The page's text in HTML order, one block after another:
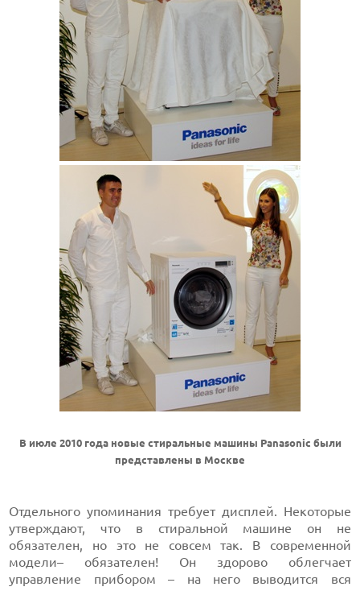
В июле 2010 года новые стиральные машины Panasonic были
представлены в Москве
Отдельного упоминания требует дисплей. Некоторые
утверждают, что в стиральной машине он не
обязателен, но это не совсем так. В современной
модели– обязателен! Он здорово облегчает
управление прибором – на него выводится вся